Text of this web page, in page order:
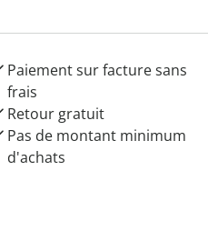
& Confort”
Paiement sur facture sans
frais
Retour gratuit
Pas de montant minimum
d'achats